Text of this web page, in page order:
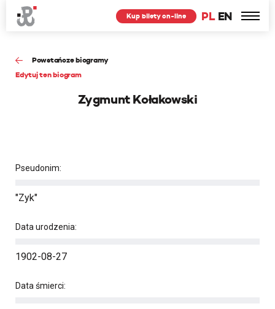
PL EN
Kup bilety on-line
Powstańcze biogramy
Edytuj ten biogram
Zygmunt Kołakowski
Pseudonim:
"Zyk"
Data urodzenia:
1902-08-27
Data śmierci: